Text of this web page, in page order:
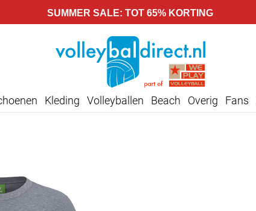
SUMMER SALE: TOT 65% KORTING
Kleding Volleyballen Beach Overig Fans